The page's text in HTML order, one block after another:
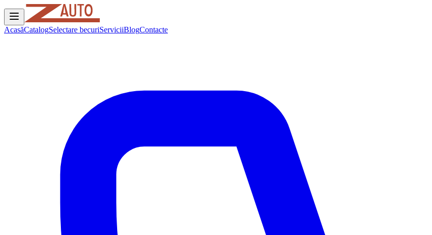
AcasăCatalogSelectare becuriServiciiBlogContacte